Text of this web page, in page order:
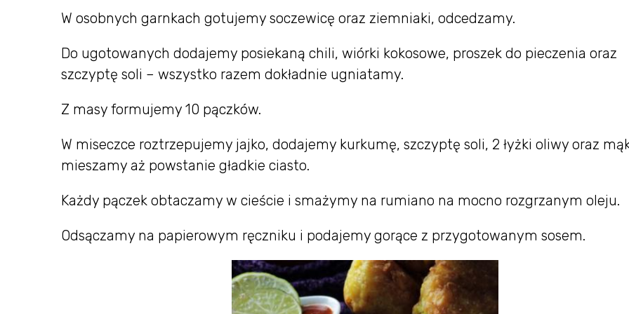
W osobnych garnkach gotujemy soczewicę oraz ziemniaki, odcedzamy.
Do ugotowanych dodajemy posiekaną chili, wiórki kokosowe, proszek do pieczenia oraz
szczyptę soli – wszystko razem dokładnie ugniatamy.
Z masy formujemy 10 pączków.
W miseczce roztrzepujemy jajko, dodajemy kurkumę, szczyptę soli, 2 łyżki oliwy oraz
mieszamy aż powstanie gładkie ciasto.
Każdy pączek obtaczamy w cieście i smażymy na rumiano na mocno rozgrzanym oleju.
Odsączamy na papierowym ręczniku i podajemy gorące z przygotowanym sosem.